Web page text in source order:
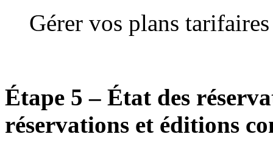
Gérer vos plans
Étape 5 – État des
réservations et éditions